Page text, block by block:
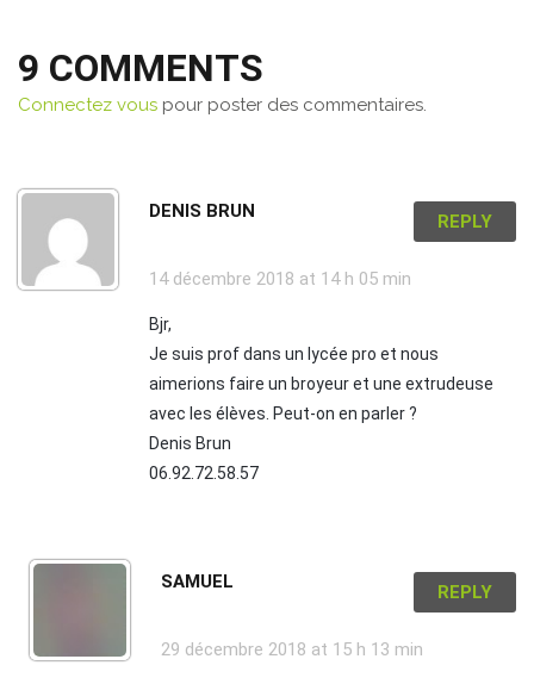
9 COMMENTS
Connectez vous pour poster des commentaires.
DENIS BRUN REPLY
14 décembre 2018 at 14 h 05 min
Bjr,
Je suis prof dans un lycée pro et nous
aimerions faire un broyeur et une extrudeuse
avec les élèves. Peut-on en parler ?
Denis Brun
06.92.72.58.57
SAMUEL REPLY
29 décembre 2018 at 15 h 13 min